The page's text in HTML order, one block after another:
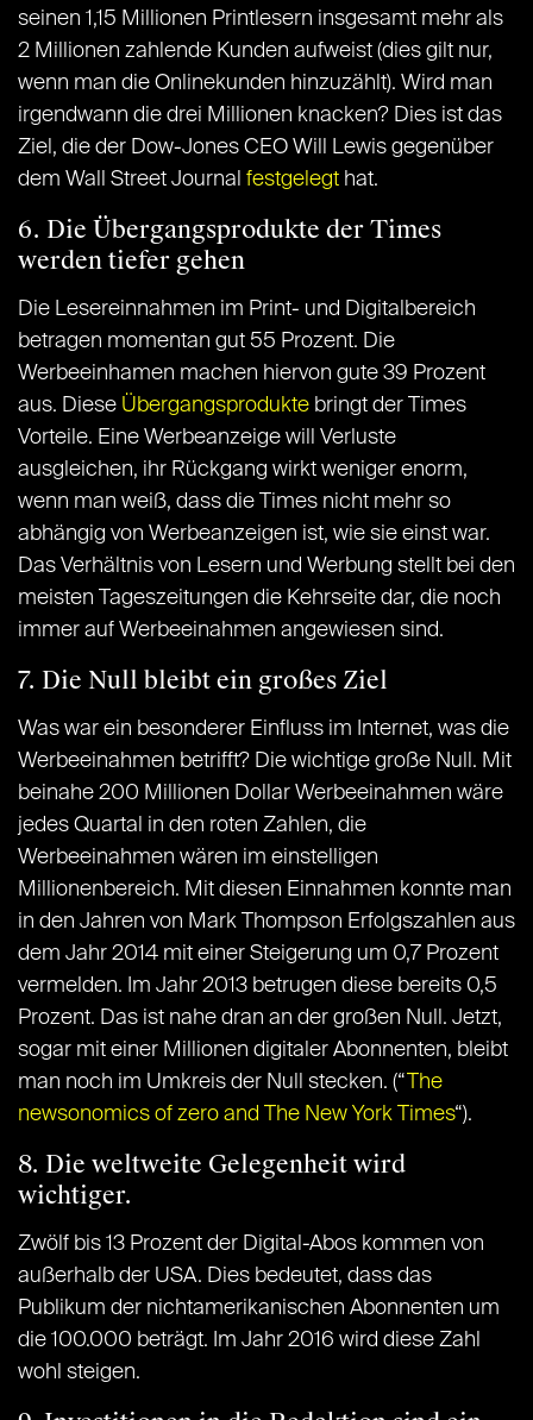
seinen 1,15 Millionen Printlesern insgesamt mehr als
2 Millionen zahlende Kunden aufweist (dies gilt nur,
wenn man die Onlinekunden hinzuzählt). Wird man
irgendwann die drei Millionen knacken? Dies ist das
Ziel, die der Dow-Jones CEO Will Lewis gegenüber
dem Wall Street Journal festgelegt hat.
6. Die Übergangsprodukte der Times
werden tiefer gehen
Die Lesereinnahmen im Print- und Digitalbereich
betragen momentan gut 55 Prozent. Die
Werbeeinhamen machen hiervon gute 39 Prozent
aus. Diese Übergangsprodukte bringt der Times
Vorteile. Eine Werbeanzeige will Verluste
ausgleichen, ihr Rückgang wirkt weniger enorm,
wenn man weiß, dass die Times nicht mehr so
abhängig von Werbeanzeigen ist, wie sie einst war.
Das Verhältnis von Lesern und Werbung stellt bei den
meisten Tageszeitungen die Kehrseite dar, die noch
immer auf Werbeeinahmen angewiesen sind.
7. Die Null bleibt ein großes Ziel
Was war ein besonderer Einfluss im Internet, was die
Werbeeinahmen betrifft? Die wichtige große Null. Mit
beinahe 200 Millionen Dollar Werbeeinahmen wäre
jedes Quartal in den roten Zahlen, die
Werbeeinahmen wären im einstelligen
Millionenbereich. Mit diesen Einnahmen konnte man
in den Jahren von Mark Thompson Erfolgszahlen aus
dem Jahr 2014 mit einer Steigerung um 0,7 Prozent
vermelden. Im Jahr 2013 betrugen diese bereits 0,5
Prozent. Das ist nahe dran an der großen Null. Jetzt,
sogar mit einer Millionen digitaler Abonnenten, bleibt
man noch im Umkreis der Null stecken. (“
The
newsonomics of zero and The New York Times“).
8. Die weltweite Gelegenheit wird
wichtiger.
Zwölf bis 13 Prozent der Digital-Abos kommen von
außerhalb der USA. Dies bedeutet, dass das
Publikum der nichtamerikanischen Abonnenten um
die 100.000 beträgt. Im Jahr 2016 wird diese Zahl
wohl steigen.